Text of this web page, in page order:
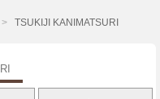
TSUKIJI KANIMATSURI